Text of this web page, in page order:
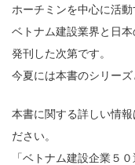
経営革新支援事業、セキュリ
ホーチミンを中心に活
ベトナム建設業界と日
発刊した次第です。
今夏には本書のシリーズ
本書に関する詳しい情
ださい。
「ベトナム建設企業５